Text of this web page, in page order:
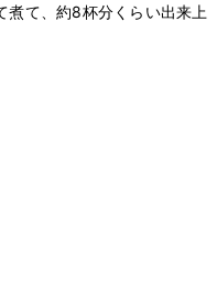
煮て、約8杯分くらい出来上